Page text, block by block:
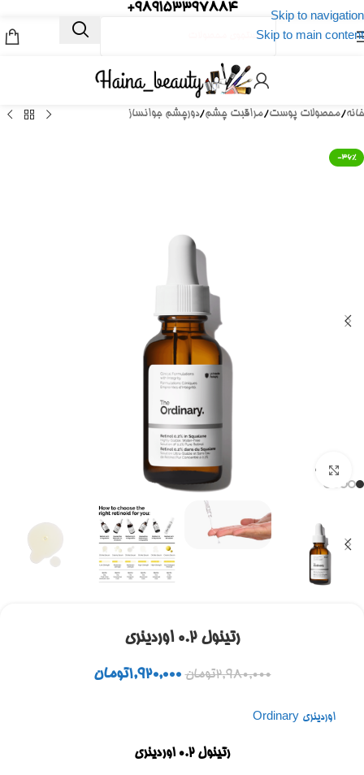
Skip to navigation
Skip to main content
989153397884+
خانه/محصولات پوست/مراقبت چشم/دورچشم جوانساز
-36%
برای بزرگنمایی کلیک کنید
رتینول ۰.۲ اوردینری
2,980,000تومان 1,920,000تومان
اوردینری Ordinary
رتینول ۰.۲ اوردینری